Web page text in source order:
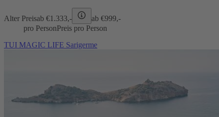
Alter Preisab €1.333,- ab €999,-
pro PersonPreis pro Person
TUI MAGIC LIFE Sarigerme